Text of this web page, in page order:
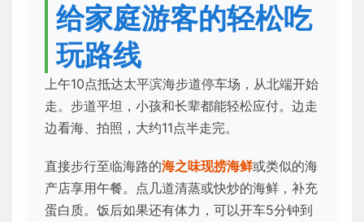
给家庭游客的轻松吃
玩路线
上午10点抵达太平滨海步道停车场，从北端开始
走。步道平坦，小孩和长辈都能轻松应付。边走
边看海、拍照，大约11点半走完。
直接步行至临海路的海之味现捞海鲜或类似的海
产店享用午餐。点几道清蒸或快炒的海鲜，补充
蛋白质。饭后如果还有体力，可以开车5分钟到